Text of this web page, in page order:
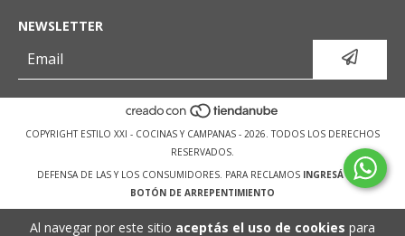
Al navegar por este sitio aceptás el uso de cookies para
NEWSLETTER
COPYRIGHT ESTILO XXI - COCINAS Y CAMPANAS - 2026. TODOS LOS DERECHOS
RESERVADOS.
DEFENSA DE LAS Y LOS CONSUMIDORES. PARA RECLAMOS INGRESÁ ACÁ.
BOTÓN DE ARREPENTIMIENTO